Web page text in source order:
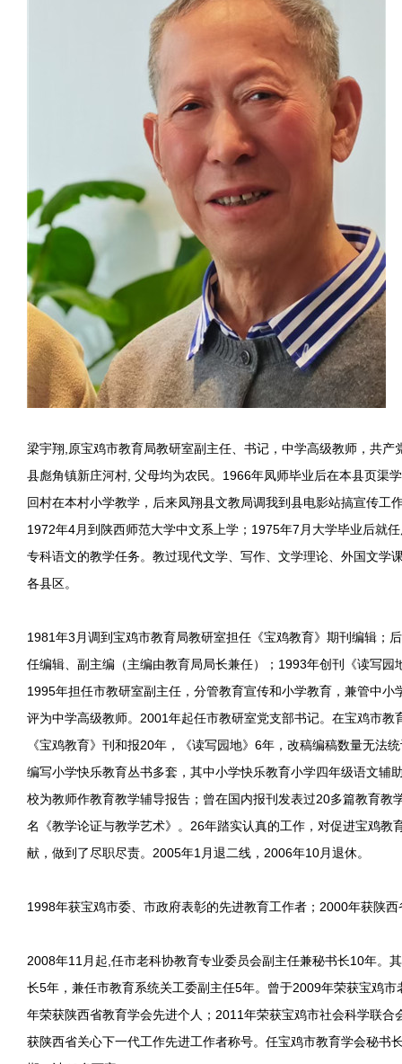
梁宇翔,原宝鸡市教育局教研室副主任、书记，中学高级教师，共产
县彪角镇新庄河村, 父母均为农民。1966年凤师毕业后在本县页渠
回村在本村小学教学，后来凤翔县文教局调我到县电影站搞宣传工
1972年4月到陕西师范大学中文系上学；1975年7月大学毕业后就
专科语文的教学任务。教过现代文学、写作、文学理论、外国文学
各县区。
1981年3月调到宝鸡市教育局教研室担任《宝鸡教育》期刊编辑；
任编辑、副主编（主编由教育局局长兼任）；1993年创刊《读写园
1995年担任市教研室副主任，分管教育宣传和小学教育，兼管中小
评为中学高级教师。2001年起任市教研室党支部书记。在宝鸡市教
《宝鸡教育》刊和报20年，《读写园地》6年，改稿编稿数量无法
编写小学快乐教育丛书多套，其中小学快乐教育小学四年级语文辅
校为教师作教育教学辅导报告；曾在国内报刊发表过20多篇教育教
名《教学论证与教学艺术》。26年踏实认真的工作，对促进宝鸡教
献，做到了尽职尽责。2005年1月退二线，2006年10月退休。
1998年获宝鸡市委、市政府表彰的先进教育工作者；2000年获陕
2008年11月起,任市老科协教育专业委员会副主任兼秘书长10年。
长5年，兼任市教育系统关工委副主任5年。曾于2009年荣获宝鸡
年荣获陕西省教育学会先进个人；2011年荣获宝鸡市社会科学联合
获陕西省关心下一代工作先进工作者称号。任宝鸡市教育学会秘书